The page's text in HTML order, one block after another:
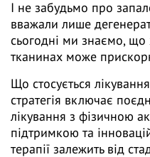
І не забудьмо про
вважали лише
сьогодні ми знаємо, що
тканинах може
Що стосується
стратегія включає
лікування з фізичною
підтримкою та
терапії залежить від